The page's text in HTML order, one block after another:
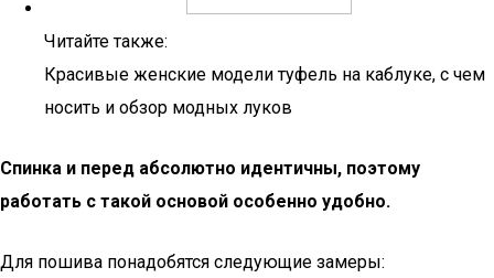
Читайте также:
Красивые женские модели туфель на каблуке, с чем
носить и обзор модных луков
Спинка и перед абсолютно идентичны, поэтому
работать с такой основой особенно удобно.
Для пошива понадобятся следующие замеры: